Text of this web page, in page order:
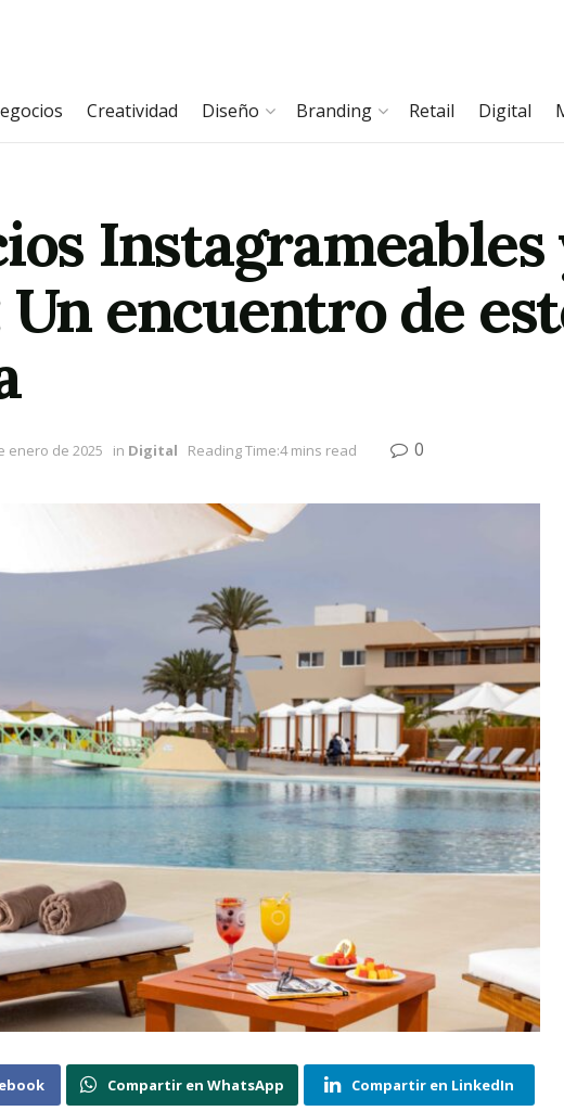
Creatividad Diseño Branding Retail Digital
encuentro de
enero de 2025 in Digital Reading Time:4 mins read 0
Compartir en WhatsApp Compartir en LinkedIn